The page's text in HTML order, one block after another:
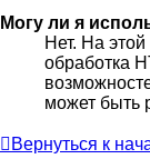
Могу ли я
Нет. На
обработка
может быть
Вернуться к